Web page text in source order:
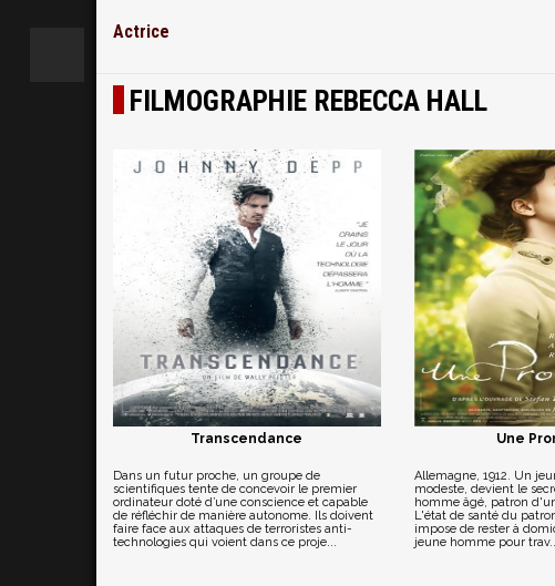
Actrice
FILMOGRAPHIE REBECCA HALL
Transcendance
Dans un futur proche, un groupe de
scientifiques tente de concevoir le premier
ordinateur doté d’une conscience et capable
de réfléchir de manière autonome. Ils doivent
faire face aux attaques de terroristes anti-
technologies qui voient dans ce proje...
Une
Allemagne, 1912. Un
modeste, devient le
homme âgé, patron
L'état de santé du
impose de rester à
jeune homme pour